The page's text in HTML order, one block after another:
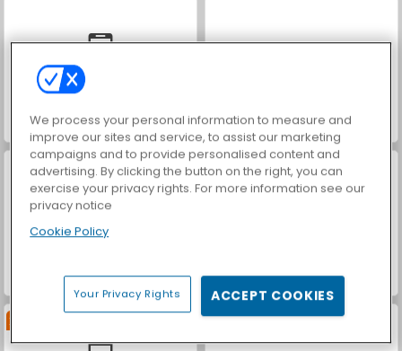
Car Parking City Duel Let's Fish!
Bubble Trouble 2: Rebubbled Mahjong Shanghai
Neu
We process your personal information to measure and
improve our sites and service, to assist our marketing
campaigns and to provide personalised content and
advertising. By clicking the button on the right, you can
exercise your privacy rights. For more information see our
privacy notice
Cookie Policy
Your Privacy Rights ACCEPT COOKIES